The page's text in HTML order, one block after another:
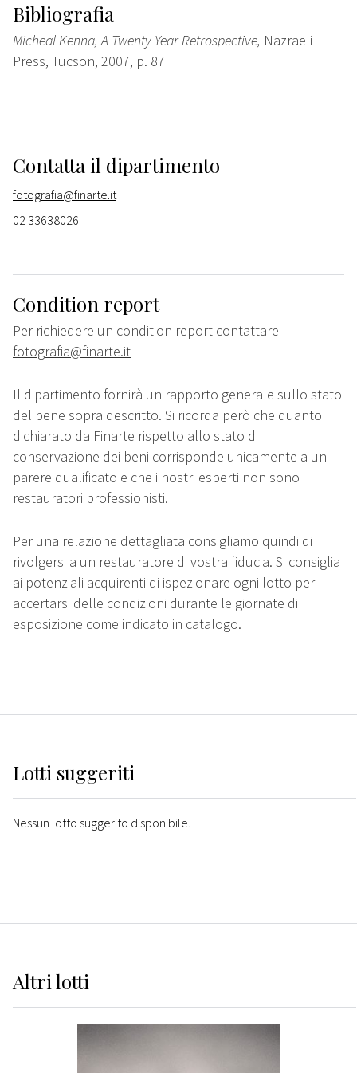
Bibliografia
Micheal Kenna, A Twenty Year Retrospective, Nazraeli
Press, Tucson, 2007, p. 87
Contatta il dipartimento
fotografia@finarte.it
02 33638026
Condition report
Per richiedere un condition report contattare
fotografia@finarte.it
Il dipartimento fornirà un rapporto generale sullo stato
del bene sopra descritto. Si ricorda però che quanto
dichiarato da Finarte rispetto allo stato di
conservazione dei beni corrisponde unicamente a un
parere qualificato e che i nostri esperti non sono
restauratori professionisti.
Per una relazione dettagliata consigliamo quindi di
rivolgersi a un restauratore di vostra fiducia. Si consiglia
ai potenziali acquirenti di ispezionare ogni lotto per
accertarsi delle condizioni durante le giornate di
esposizione come indicato in catalogo.
Lotti suggeriti
Nessun lotto suggerito disponibile.
Altrilotti